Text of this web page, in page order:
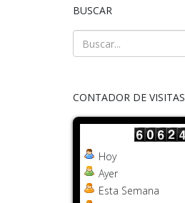
BUSCAR
CONTADOR DE VISITAS
Hoy
Ayer
Esta Semana